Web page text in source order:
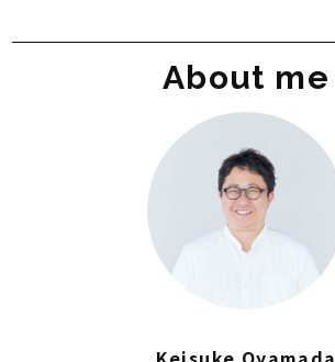
About me